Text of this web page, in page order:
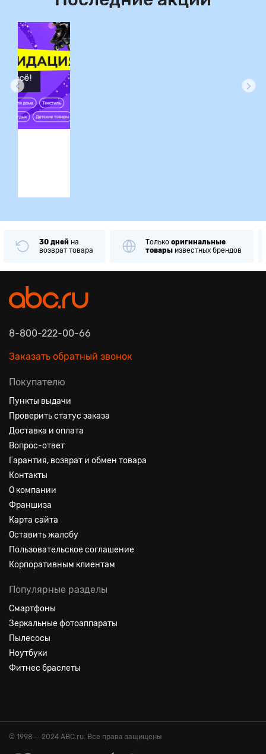
30 дней на
возврат товара
Только оригинальные
товары известных брендов
8-800-222-00-66
Заказать обратный звонок
Покупателю
Пункты выдачи
Проверить статус заказа
Доставка и оплата
Вопрос-ответ
Гарантия, возврат и обмен товара
Контакты
О компании
Франшиза
Карта сайта
Оставить жалобу
Пользовательское соглашение
Корпоративным клиентам
Популярные разделы
Смартфоны
Зеркальные фотоаппараты
Пылесосы
Ноутбуки
Фитнес браслеты
© 1998 — 2024 ABC.ru. Все права защищены